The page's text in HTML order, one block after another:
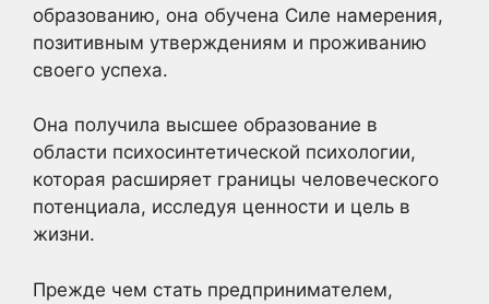
образованию, она обучена Силе намерения,
позитивным утверждениям и проживанию
своего успеха.
Она получила высшее образование в
области психосинтетической психологии,
которая расширяет границы человеческого
потенциала, исследуя ценности и цель в
жизни.
Прежде чем стать предпринимателем,